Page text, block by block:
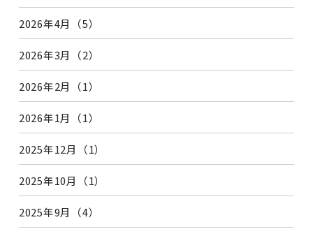
2026年4月（5）
2026年3月（2）
2026年2月（1）
2026年1月（1）
2025年12月（1）
2025年10月（1）
2025年9月（4）